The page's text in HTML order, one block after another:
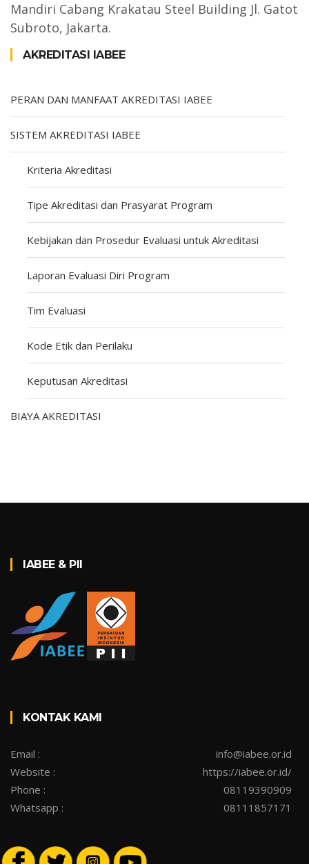
AKREDITASI IABEE
PERAN DAN MANFAAT AKREDITASI IABEE
SISTEM AKREDITASI IABEE
Kriteria Akreditasi
Tipe Akreditasi dan Prasyarat Program
Kebijakan dan Prosedur Evaluasi untuk Akreditasi
Laporan Evaluasi Diri Program
Tim Evaluasi
Kode Etik dan Perilaku
Keputusan Akreditasi
BIAYA AKREDITASI
Mandiri Cabang Krakatau Steel Building Jl. Gatot
Subroto, Jakarta.
IABEE & PII
KONTAK KAMI
Email :
info@iabee.or.id
Website :
https://iabee.or.id/
Phone :
08119390909
Whatsapp :
08111857171